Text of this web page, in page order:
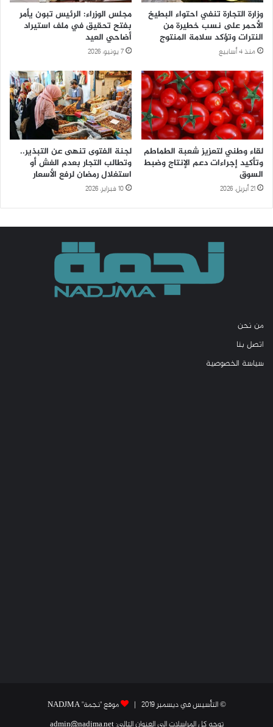
وزارة التجارة تنفي احتواء البطيخ
الأحمر على نسب خطيرة من
النترات وتؤكد سلامة المنتوج
منذ 4 أسابيع
مجلس الوزراء: الرئيس تبون يأمر
بفتح تحقيق في ملف استيراد
أضاحي العيد
7 يونيو، 2026
لقاء وطني لتعزيز شعبة الطماطم
وتأكيد إجراءات دعم الإنتاج وضبط
السوق
21 أبريل، 2026
لجنة الفتوى تنهى عن التبذير..
وتطالب التجار بعدم الغش أو
استغلال رمضان لرفع الأسعار
10 فبراير، 2026
من نحن
اتصل بنا
سياسة الخصوصية
© التأسيس في ديسمبر 2019 |
موقع "نجمة" NADJMA